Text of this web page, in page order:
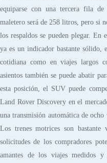
equiparse con una tercera fila
maletero será de 258 litros, pero si
los respaldos se pueden plegar. En
ya es un indicador bastante
cotidiana como en viajes largos
asientos también se puede abatir
esta posición, el SUV puede
Land Rover Discovery en el
una transmisión automática de
Los trenes motrices son
solicitudes de los compradores
amantes de los viajes medidos